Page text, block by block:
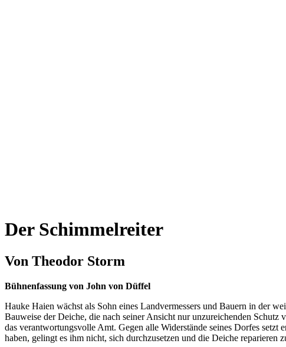
Der Schimmelreiter
Von Theodor Storm
Bühnenfassung von John von Düffel
Hauke Haien wächst als Sohn eines Landvermessers und Bauern in der
Bauweise der Deiche, die nach seiner Ansicht nur unzureichenden
das verantwortungsvolle Amt. Gegen alle Widerstände seines Dorfes
haben, gelingt es ihm nicht, sich durchzusetzen und die Deiche reparieren